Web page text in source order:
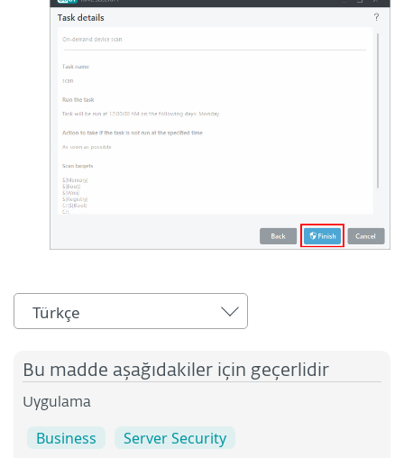
Türkçe
Bu madde aşağıdakiler için geçerlidir
Uygulama
Business
Server Security